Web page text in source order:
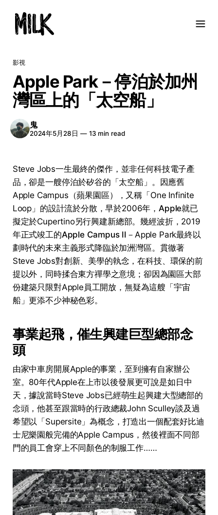
影視
Apple Park－停泊於加州
灣區上的「太空船」
鬼
2024年5月28日 —13 min read
Steve Jobs一生最終的傑作，並非任何科技電子產
品，卻是一艘停泊於矽谷的「太空船」。因應舊
Apple Campus（蘋果園區），又稱「One Infinite
Loop」的設計流於分散，早於2006年，Apple就已
擬定於Cupertino另行興建新總部。幾經波折，2019
年正式竣工的Apple Campus II －Apple Park最終以
劃時代的未來主義形式降臨於加洲灣區。貫徹著
Steve Jobs對創新、美學的執念，在科技、環保的前
提以外，同時揉合東方禪學之意境；卻因為園區大部
份建築只限對Apple員工開放，無疑為這艘「宇宙
船」更添不少神秘色彩。
事業起飛，催生興建巨型總部念
頭
由家中車房開展Apple的事業，至到擁有自家辦公
室。80年代Apple在上市以後發展更可說是如日中
天，據說當時Steve Jobs已經萌生起興建大型總部的
念頭，他甚至跟當時的行政總裁John Sculley談及過
希望以「Supersite」為概念，打造出一個配套好比迪
士尼樂園般完備的Apple Campus，然後裡面不同部
門的員工會穿上不同顏色的制服工作……